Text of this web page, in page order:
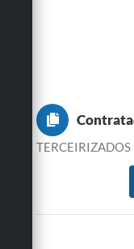
Turismo
Notícias
Arquivos para
TERCEIRIZADOS